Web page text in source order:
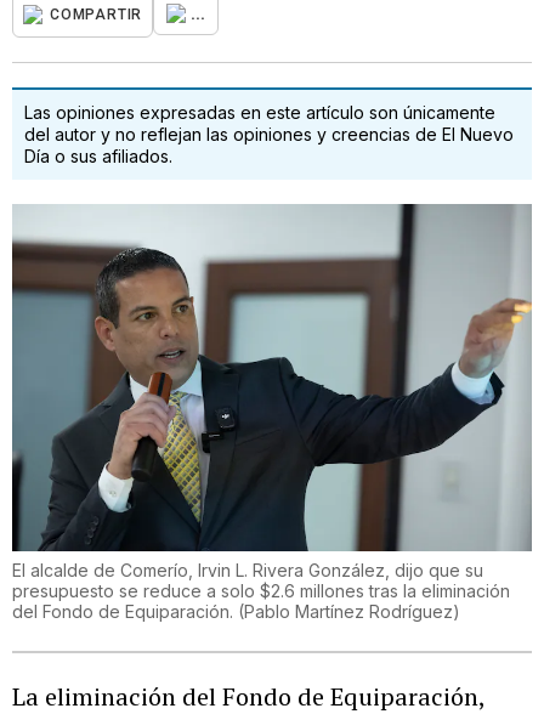
COMPARTIR ...
Las opiniones expresadas en este artículo son únicamente
del autor y no reflejan las opiniones y creencias de El Nuevo
Día o sus afiliados.
El alcalde de Comerío, Irvin L. Rivera González, dijo que su
presupuesto se reduce a solo $2.6 millones tras la eliminación
del Fondo de Equiparación. (Pablo Martínez Rodríguez)
La eliminación del Fondo de Equiparación,